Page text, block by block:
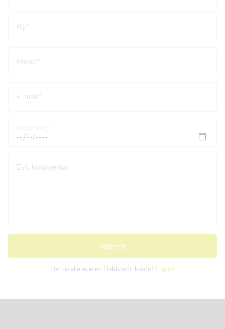
By
Mobil
E-mail
Evt. kommentar
Tilmeld
Har du allerede en Holdsport-konto? Log på